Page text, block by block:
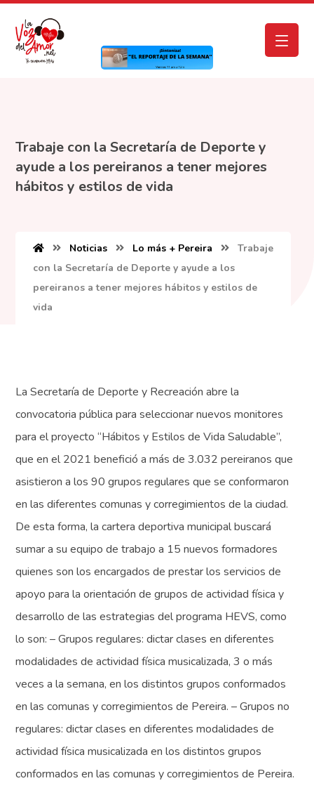
Trabaje con la Secretaría de Deporte y
ayude a los pereiranos a tener mejores
hábitos y estilos de vida
Noticias Lo más + Pereira
Trabaje
con la Secretaría de Deporte y ayude a los
pereiranos a tener mejores hábitos y estilos de
vida
La Secretaría de Deporte y Recreación abre la
convocatoria pública para seleccionar nuevos monitores
para el proyecto “Hábitos y Estilos de Vida Saludable”,
que en el 2021 benefició a más de 3.032 pereiranos que
asistieron a los 90 grupos regulares que se conformaron
en las diferentes comunas y corregimientos de la ciudad.
De esta forma, la cartera deportiva municipal buscará
sumar a su equipo de trabajo a 15 nuevos formadores
quienes son los encargados de prestar los servicios de
apoyo para la orientación de grupos de actividad física y
desarrollo de las estrategias del programa HEVS, como
lo son: – Grupos regulares: dictar clases en diferentes
modalidades de actividad física musicalizada, 3 o más
veces a la semana, en los distintos grupos conformados
en las comunas y corregimientos de Pereira. – Grupos no
regulares: dictar clases en diferentes modalidades de
actividad física musicalizada en los distintos grupos
conformados en las comunas y corregimientos de Pereira.